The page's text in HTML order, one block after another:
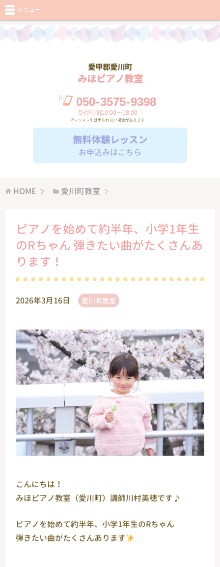
愛甲郡愛川町
みほピアノ教室
050-3575-9398
受付時間10:00〜18:00
※レッスン中は出られない場合があります
無料体験レッスン
お申込みはこちら
メニュー
HOME 愛川町教室
ピアノを始めて約半年、小学1年生
のRちゃん 弾きたい曲がたくさんあ
ります！
2026年3月16日 愛川町教室
こんにちは！
みほピアノ教室（愛川町）講師川村美穂です♪
ピアノを始めて約半年、小学1年生のRちゃん
弾きたい曲がたくさんあります